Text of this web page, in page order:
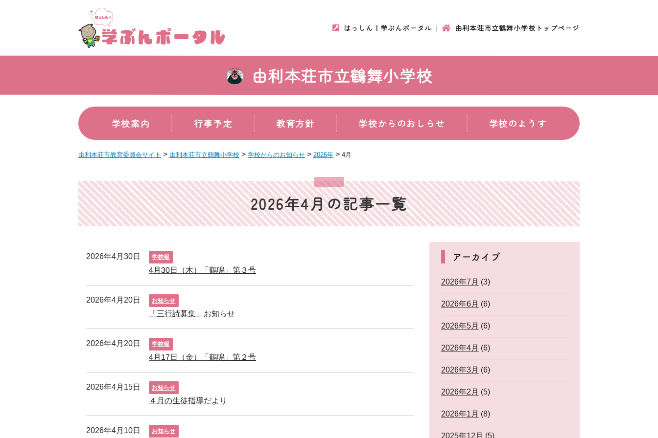
はっしん！学ぶんポータル 由利本荘市立鶴舞小学校トップページ
由利本荘市立鶴舞小学校
学校案内 行事予定 教育方針 学校からのおしらせ 学校のようす
由利本荘市教育委員会サイト > 由利本荘市立鶴舞小学校 > 学校からのお知らせ > 2026年 > 4月
2026年4月の記事一覧
2026年4月30日 学校報
4月30日（木）「鶴鳴」第３号
2026年4月20日 お知らせ
「三行詩募集」お知らせ
2026年4月20日 学校報
4月17日（金）「鶴鳴」第２号
2026年4月15日 お知らせ
４月の生徒指導だより
2026年4月10日 お知らせ
アーカイブ
2026年7月 (3)
2026年6月 (6)
2026年5月 (6)
2026年4月 (6)
2026年3月 (6)
2026年2月 (5)
2026年1月 (8)
2025年12月 (5)